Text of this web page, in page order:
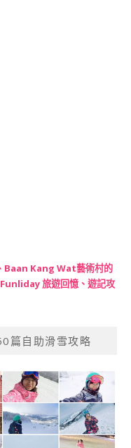
Baan Kang Wat藝術村的
旅遊回憶、遊記攻
篇自助滑雪攻略